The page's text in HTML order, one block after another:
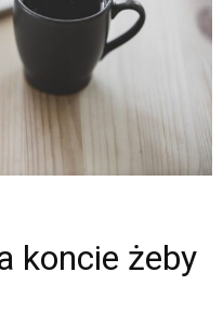
koncie żeby